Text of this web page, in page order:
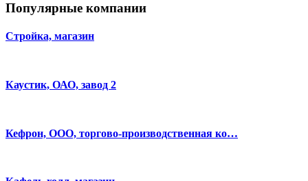
Популярные компании
Стройка, магазин
Каустик, ОАО, завод 2
Кефрон, ООО, торгово-производственная ко…